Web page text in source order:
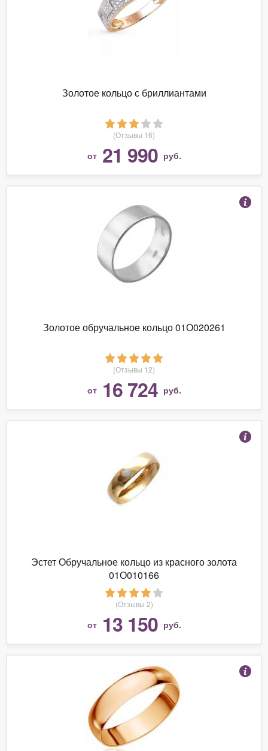
Золотое кольцо с бриллиантами
(Отзывы 16)
от 21 990 руб.
Золотое обручальное кольцо 01О020261
(Отзывы 12)
от 16 724 руб.
Эстет Обручальное кольцо из красного золота
01О010166
(Отзывы 2)
от 13 150 руб.